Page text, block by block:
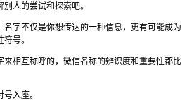
人的尝试和探索吧。
字不仅是你想传达的一种信息，更有可能成为
号。
相互称呼的，微信名称的辨识度和重要性都比
入座。